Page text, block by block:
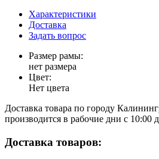
Характеристики
Доставка
Задать вопрос
Размер рамы:
нет размера
Цвет:
Нет цвета
Доставка товара по городу
производится в рабочие дни с 10:00
Доставка товаров: